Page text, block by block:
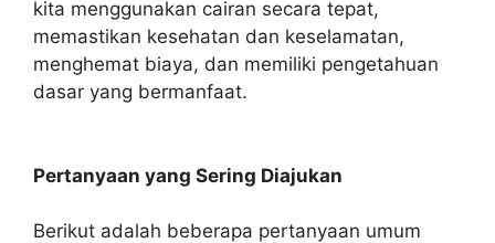
kita menggunakan cairan secara tepat,
memastikan kesehatan dan keselamatan,
menghemat biaya, dan memiliki pengetahuan
dasar yang bermanfaat.
Pertanyaan yang Sering Diajukan
Berikut adalah beberapa pertanyaan umum